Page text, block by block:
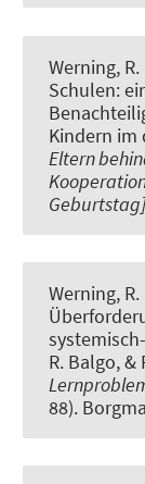
Werning, R.
Schulen:
Kindern im
Eltern
Werning, R.
R. Balgo, &
88).